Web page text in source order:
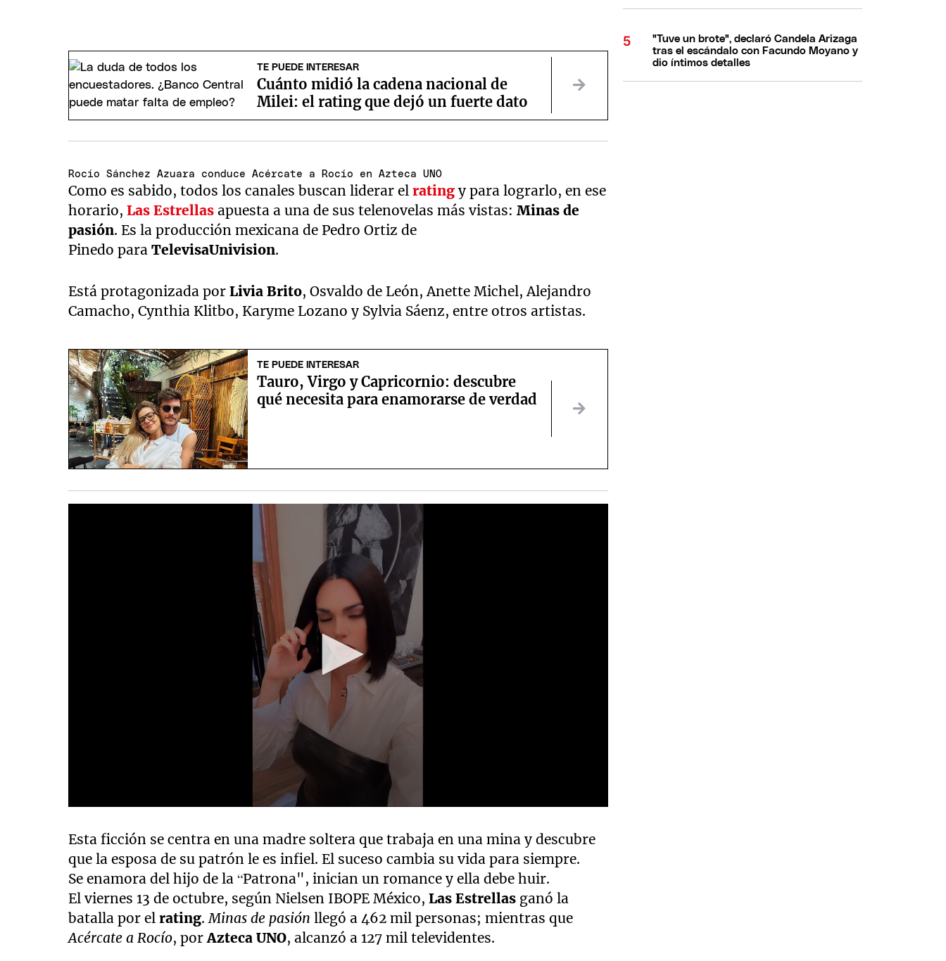
TE PUEDE INTERESAR
Cuánto midió la cadena nacional de
Milei: el rating que dejó un fuerte dato
Rocío Sánchez Azuara conduce Acércate a Rocío en Azteca UNO
Como es sabido, todos los canales buscan liderar elrating y para lograrlo, en ese
horario,Las Estrellas apuesta a una de sus telenovelas más vistas:Minas de
pasión. Es la producción mexicana de Pedro Ortiz de
Pinedo paraTelevisaUnivision.
Está protagonizada porLivia Brito, Osvaldo de León, Anette Michel, Alejandro
Camacho, Cynthia Klitbo, Karyme Lozano y Sylvia Sáenz, entre otros artistas.
TE PUEDE INTERESAR
Tauro, Virgo y Capricornio: descubre
qué necesita para enamorarse de verdad
of
13
seconds Volume
90%
Esta ficción se centra en una madre soltera que trabaja en una mina y descubre
que la esposa de su patrón le es infiel. El suceso cambia su vida para siempre.
Se enamora del hijo de la “Patrona", inician un romance y ella debe huir.
El viernes 13 de octubre, según Nielsen IBOPE México, Las Estrellas ganó la
batalla por elrating. Minas de pasiónllegó a 462 mil personas; mientras que
Acércate a Rocío, porAzteca UNO, alcanzó a 127 mil televidentes.
"Tuve un brote", declaró Candela Arizaga
tras el escándalo con Facundo Moyano y
dio íntimos detalles